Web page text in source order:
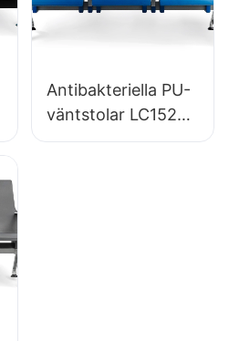
Antibakteriella PU-
väntstolar LC152
aluminiumbas för